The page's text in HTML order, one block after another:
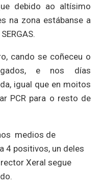
debido ao altísimo
na zona estábanse a
cando se coñeceu o
e nos días
igual que en moitos
PCR para o resto de
medios de
4 positivos, un deles
Xeral segue